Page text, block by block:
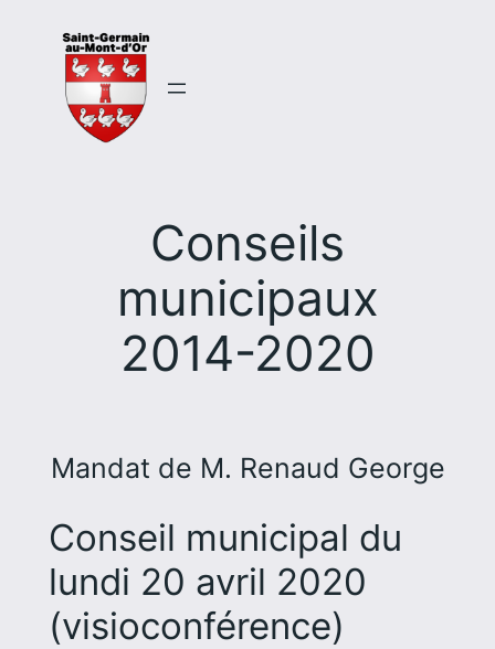
contenu
Conseils
municipaux
2014-2020
Mandat de M. Renaud George
Conseil municipal du
lundi 20 avril 2020
(visioconférence)